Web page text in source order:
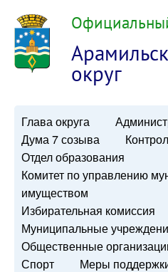
округ
Глава округа
Дума 7 созыва
Отдел образования
Комитет по управлению
имуществом
Избирательная комиссия
Муниципальные
Общественные
Спорт
Меры